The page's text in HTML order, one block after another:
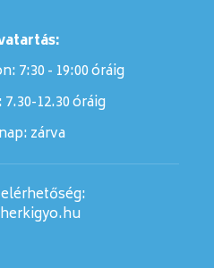
7:30 - 19:00 óráig
7.30-12.30 óráig
zárva